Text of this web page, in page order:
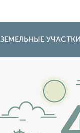
ЗЕМЕЛЬНЫЕ УЧАСТКИ